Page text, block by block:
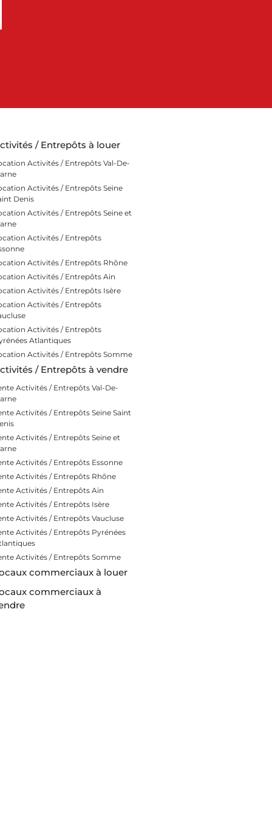
/ Entrepôts à louer
Activités / Entrepôts Val-De-
Activités / Entrepôts Seine
Denis
Activités / Entrepôts Seine et
Activités / Entrepôts
Activités / Entrepôts Rhône
Activités / Entrepôts Ain
Activités / Entrepôts Isère
Activités / Entrepôts
Activités / Entrepôts
Atlantiques
Activités / Entrepôts Somme
/ Entrepôts à vendre
Activités / Entrepôts Val-De-
Activités / Entrepôts Seine Saint
Activités / Entrepôts Seine et
Activités / Entrepôts Essonne
Activités / Entrepôts Rhône
Activités / Entrepôts Ain
Activités / Entrepôts Isère
Activités / Entrepôts Vaucluse
Activités / Entrepôts Pyrénées
Activités / Entrepôts Somme
commerciaux à louer
commerciaux à